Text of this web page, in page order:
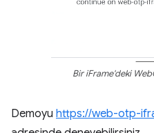
Bir iFrame'deki
Demoyu https://web-otp-